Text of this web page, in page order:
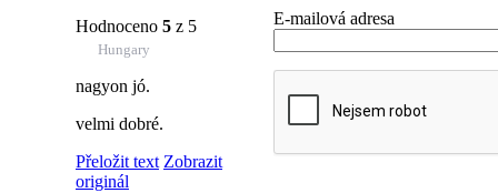
Hodnoceno 5 z 5
Hungary
nagyon jó.
velmi dobré.
Přeložit text Zobrazit
originál
E-mailová adresa